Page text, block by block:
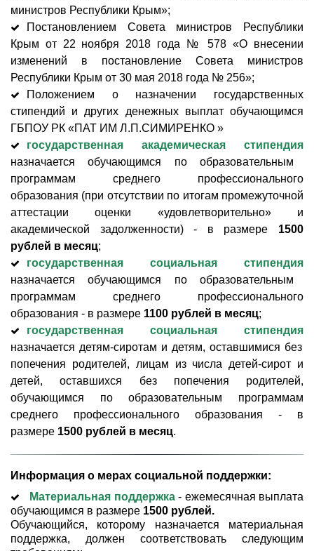
министров Республики Крым»;
Постановлением Совета министров Республики
Крым от 22 ноября 2018 года № 578 «О внесении
изменений в постановление Совета министров
Республики Крым от 30 мая 2018 года № 256»;
Положением о назначении государственных
стипендий и других денежных выплат обучающимся
ГБПОУ РК «ПАТ ИМ Л.П.СИМИРЕНКО »
государственная академическая стипендия
назначается обучающимся по образовательным
программам среднего профессионального
образования (при отсутствии по итогам промежуточной
аттестации оценки «удовлетворительно» и
академической задолженности) - в размере 1500
рублей в месяц;
государственная социальная стипендия
назначается обучающимся по образовательным
программам среднего профессионального
образования - в размере 1100 рублей в месяц;
государственная социальная
стипендия
назначается детям-сиротам и детям, оставшимися без
попечения родителей, лицам из числа детей-сирот и
детей, оставшихся без попечения родителей,
обучающимся по образовательным программам
среднего профессионального образования - в
размере 1500 рублей в месяц.
Информация о мерах социальной поддержки:
Материальная поддержка- ежемесячная выплата
обучающимся в размере 1500 рублей.
Обучающийся, которому назначается материальная
поддержка, должен соответствовать следующим